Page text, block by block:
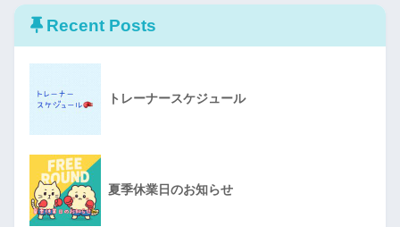
Recent Posts
トレーナースケジュール
夏季休業日のお知らせ